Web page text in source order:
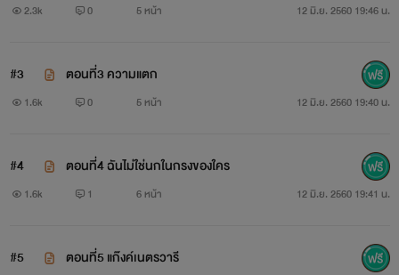
2.3k 0 5 หน้า 12 มิ.ย. 2560 19:46 น.
#3 ตอนที่3 ความแตก
1.6k 0 5 หน้า 12 มิ.ย. 2560 19:40 น.
#4 ตอนที่4 ฉันไม่ใช่นกในกรงของใคร
1.6k 1 6 หน้า 12 มิ.ย. 2560 19:41 น.
#5 ตอนที่5 แก๊งค์เนตรวารี